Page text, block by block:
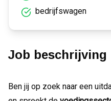
bedrijfswagen
Job beschrijving
Ben jij op zoek naar een